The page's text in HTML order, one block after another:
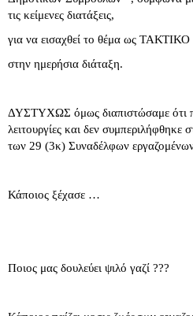
τις κείμενες διατάξεις,
για να εισαχθεί το θέμα ως ΤΑΚΤΙΚΟ
στην ημερήσια διάταξη.
ΔΥΣΤΥΧΩΣ όμως διαπιστώσαμε ότι
λειτουργίες και δεν συμπεριλήφθηκε
των 29 (3κ) Συναδέλφων
Κάποιος ξέχασε …
Ποιος μας δουλεύει ψιλό γαζί ???